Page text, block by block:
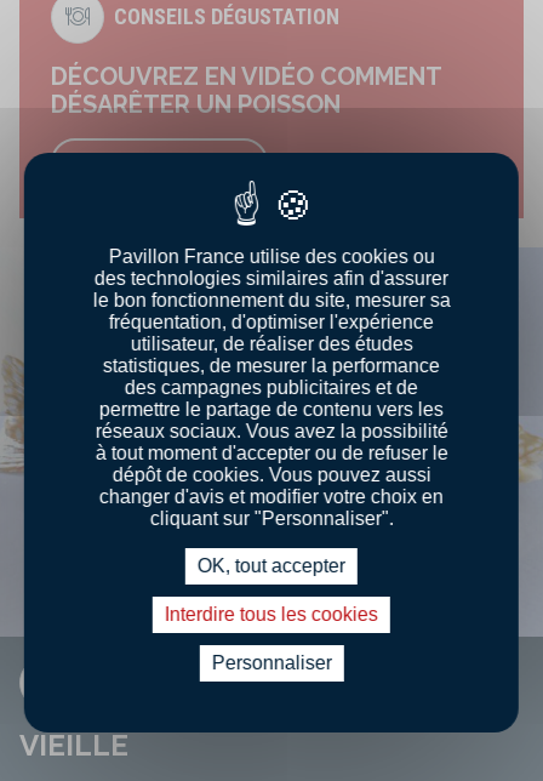
CONSEILS DÉGUSTATION
DÉCOUVREZ EN VIDÉO COMMENT
DÉSARÊTER UN POISSON
VIEILLE
Pavillon France utilise des cookies ou
des technologies similaires afin d'assurer
le bon fonctionnement du site, mesurer sa
fréquentation, d'optimiser l'expérience
utilisateur, de réaliser des études
statistiques, de mesurer la performance
des campagnes publicitaires et de
permettre le partage de contenu vers les
réseaux sociaux. Vous avez la possibilité
à tout moment d'accepter ou de refuser le
dépôt de cookies. Vous pouvez aussi
changer d'avis et modifier votre choix en
cliquant sur "Personnaliser".
OK, tout accepter
Interdire tous les cookies
Personnaliser